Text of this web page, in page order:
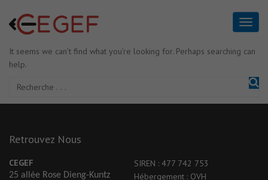
It seems we can’t find what you’re looking for. Perhaps searching can
help.
Retrouvez Nous
CEGEF
25 allée Rose Dieng-Kuntz
SIREN : 477 742 753
Hébergement : OVH